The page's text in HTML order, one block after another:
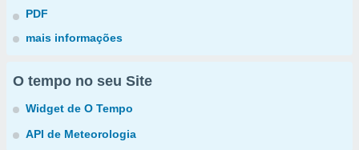
PDF
mais informações
O tempo no seu Site
Widget de O Tempo
API de Meteorologia